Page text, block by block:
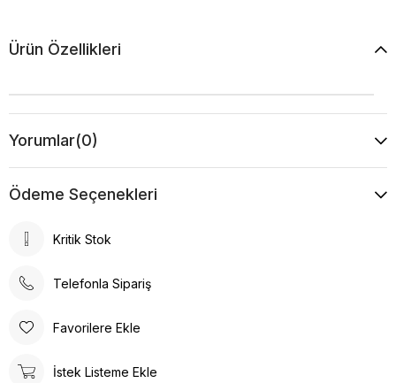
Ürün Özellikleri
Yorumlar(0)
Ödeme Seçenekleri
Kritik Stok
Telefonla Sipariş
Favorilere Ekle
İstek Listeme Ekle